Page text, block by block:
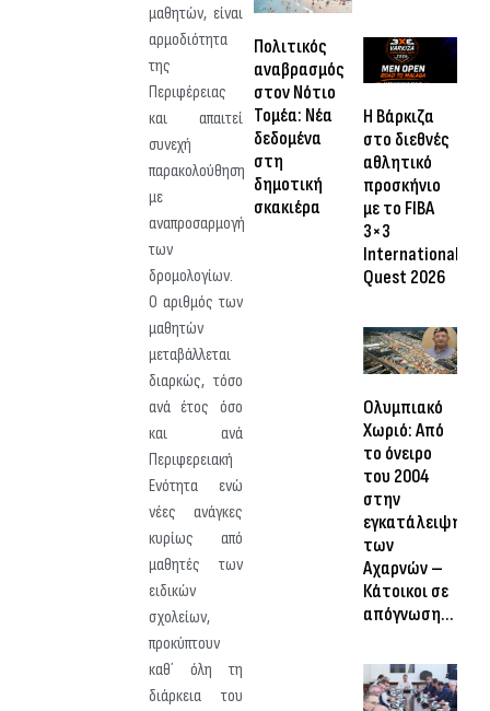
μαθητών, είναι
αρμοδιότητα
της
Περιφέρειας
και απαιτεί
συνεχή
παρακολούθηση
με
αναπροσαρμογή
των
δρομολογίων.
Ο αριθμός των
μαθητών
μεταβάλλεται
διαρκώς, τόσο
ανά έτος όσο
και ανά
Περιφερειακή
Ενότητα ενώ
νέες ανάγκες
κυρίως από
μαθητές των
ειδικών
σχολείων,
προκύπτουν
καθ΄ όλη τη
διάρκεια του
Πολιτικός
αναβρασμός
στον Νότιο
Τομέα: Νέα
δεδομένα
στη
δημοτική
σκακιέρα
Η Βάρκιζα
στο διεθνές
αθλητικό
προσκήνιο
με το FIBA
3×3
International
Quest 2026
Ολυμπιακό
Χωριό: Από
το όνειρο
του 2004
στην
εγκατάλειψη
των
Αχαρνών –
Κάτοικοι σε
απόγνωση…